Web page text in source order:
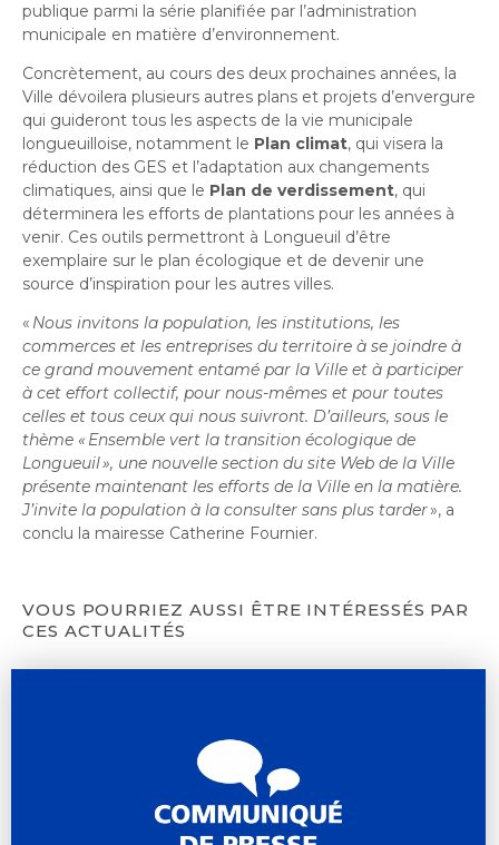
publique parmi la série planifiée par l’administration
municipale en matière d’environnement.
Concrètement, au cours des deux prochaines années, la
Ville dévoilera plusieurs autres plans et projets d’envergure
qui guideront tous les aspects de la vie municipale
longueuilloise, notamment le Plan climat, qui visera la
réduction des GES et l’adaptation aux changements
climatiques, ainsi que le Plan de verdissement, qui
déterminera les efforts de plantations pour les années à
venir. Ces outils permettront à Longueuil d’être
exemplaire sur le plan écologique et de devenir une
source d’inspiration pour les autres villes.
« Nous invitons la population, les institutions, les
commerces et les entreprises du territoire à se joindre à
ce grand mouvement entamé par la Ville et à participer
à cet effort collectif, pour nous-mêmes et pour toutes
celles et tous ceux qui nous suivront. D’ailleurs, sous le
thème « Ensemble vert la transition écologique de
Longueuil », une nouvelle section du site Web de la Ville
présente maintenant les efforts de la Ville en la matière.
J’invite la population à la consulter sans plus tarder», a
conclu la mairesse Catherine Fournier.
VOUS POURRIEZ AUSSI ÊTRE INTÉRESSÉS PAR
CES ACTUALITÉS